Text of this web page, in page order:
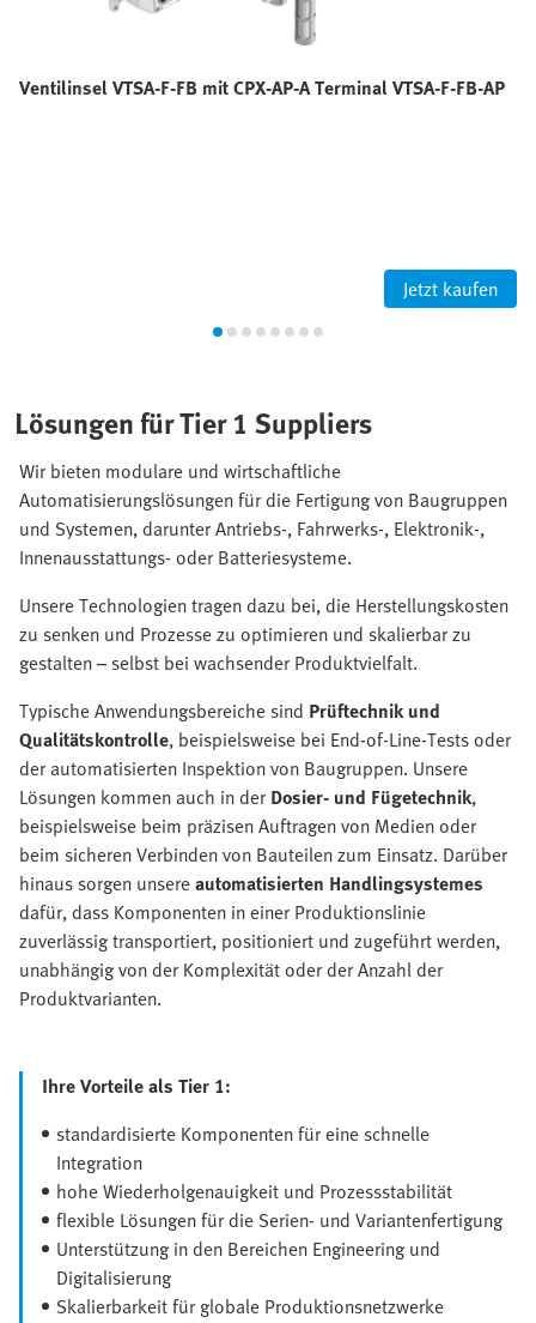
Ventilinsel VTSA-F-FB mit CPX-AP-A Terminal VTSA-F-FB-AP
Jetzt kaufen
Lösungen für Tier 1 Suppliers
Wir bieten modulare und wirtschaftliche
Automatisierungslösungen für die Fertigung von Baugruppen
und Systemen, darunter Antriebs-, Fahrwerks-, Elektronik-,
Innenausstattungs- oder Batteriesysteme.
Unsere Technologien tragen dazu bei, die Herstellungskosten
zu senken und Prozesse zu optimieren und skalierbar zu
gestalten – selbst bei wachsender Produktvielfalt.
Typische Anwendungsbereiche sind Prüftechnik und
Qualitätskontrolle, beispielsweise bei End-of-Line-Tests oder
der automatisierten Inspektion von Baugruppen. Unsere
Lösungen kommen auch in der Dosier- und Fügetechnik,
beispielsweise beim präzisen Auftragen von Medien oder
beim sicheren Verbinden von Bauteilen zum Einsatz. Darüber
hinaus sorgen unsereautomatisierten Handlingsystemes
dafür, dass Komponenten in einer Produktionslinie
zuverlässig transportiert, positioniert und zugeführt werden,
unabhängig von der Komplexität oder der Anzahl der
Produktvarianten.
Ihre Vorteile als Tier 1:
standardisierte Komponenten für eine schnelle
Integration
hohe Wiederholgenauigkeit und Prozessstabilität
flexible Lösungen für die Serien- und Variantenfertigung
Unterstützung in den Bereichen Engineering und
Digitalisierung
Skalierbarkeit für globale Produktionsnetzwerke